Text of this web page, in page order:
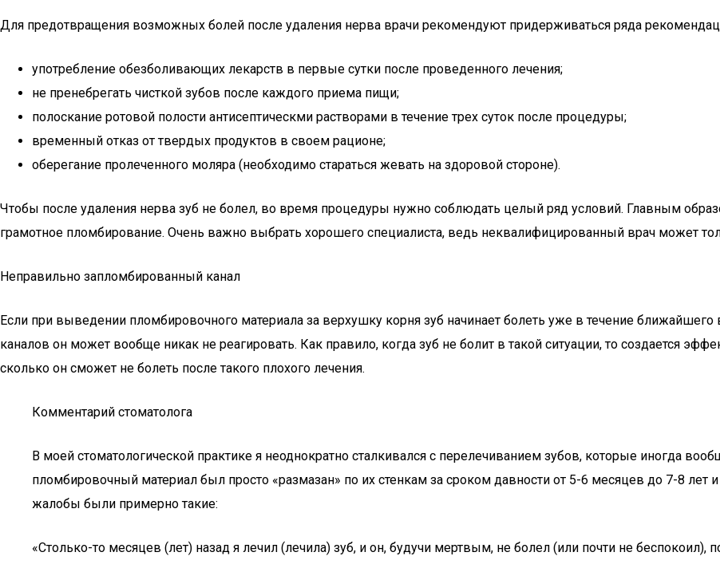
Для предотвращения возможных болей после удаления нерва врачи рекомендуют придерживаться ряда
употребление обезболивающих лекарств в первые сутки после проведенного лечения;
не пренебрегать чисткой зубов после каждого приема пищи;
полоскание ротовой полости антисептическми растворами в течение трех суток после процедуры;
временный отказ от твердых продуктов в своем рационе;
оберегание пролеченного моляра (необходимо стараться жевать на здоровой стороне).
Чтобы после удаления нерва зуб не болел, во время процедуры нужно соблюдать целый ряд условий. Главным
грамотное пломбирование. Очень важно выбрать хорошего специалиста, ведь неквалифицированный врач может
Неправильно запломбированный канал
Если при выведении пломбировочного материала за верхушку корня зуб начинает болеть уже в течение
каналов он может вообще никак не реагировать. Как правило, когда зуб не болит в такой ситуации, то создается
сколько он сможет не болеть после такого плохого лечения.
Комментарий стоматолога
В моей стоматологической практике я неоднократно сталкивался с перелечиванием зубов, которые иногда
пломбировочный материал был просто «размазан» по их стенкам за сроком давности от 5-6 месяцев до 7-8 лет
жалобы были примерно такие:
«Столько-то месяцев (лет) назад я лечил (лечила) зуб, и он, будучи мертвым, не болел (или почти не беспокоил),